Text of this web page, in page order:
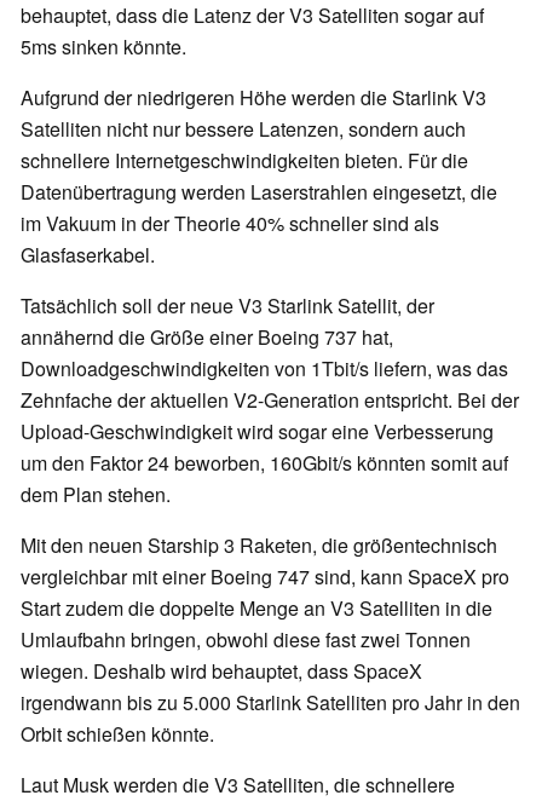
behauptet, dass die Latenz der V3 Satelliten sogar auf
5ms sinken könnte.
Aufgrund der niedrigeren Höhe werden die Starlink V3
Satelliten nicht nur bessere Latenzen, sondern auch
schnellere Internetgeschwindigkeiten bieten. Für die
Datenübertragung werden Laserstrahlen eingesetzt, die
im Vakuum in der Theorie 40% schneller sind als
Glasfaserkabel.
Tatsächlich soll der neue V3 Starlink Satellit, der
annähernd die Größe einer Boeing 737 hat,
Downloadgeschwindigkeiten von 1Tbit/s liefern, was das
Zehnfache der aktuellen V2-Generation entspricht. Bei der
Upload-Geschwindigkeit wird sogar eine Verbesserung
um den Faktor 24 beworben, 160Gbit/s könnten somit auf
dem Plan stehen.
Mit den neuen Starship 3 Raketen, die größentechnisch
vergleichbar mit einer Boeing 747 sind, kann SpaceX pro
Start zudem die doppelte Menge an V3 Satelliten in die
Umlaufbahn bringen, obwohl diese fast zwei Tonnen
wiegen. Deshalb wird behauptet, dass SpaceX
irgendwann bis zu 5.000 Starlink Satelliten pro Jahr in den
Orbit schießen könnte.
Laut Musk werden die V3 Satelliten, die schnellere